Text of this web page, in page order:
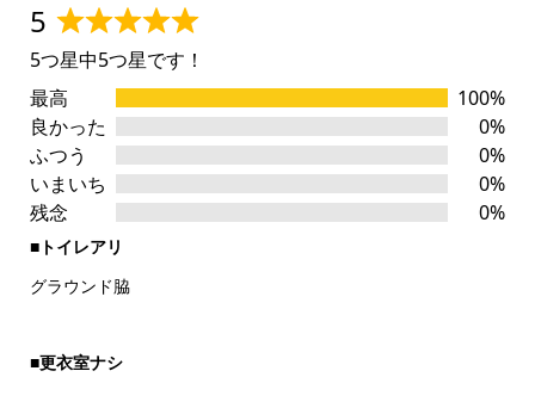
5 Rated
5
out
of
5
5つ星中5つ星です！
最高
100%
良かった
0%
ふつう
0%
いまいち
0%
残念
0%
■トイレアリ
グラウンド脇
■更衣室ナシ